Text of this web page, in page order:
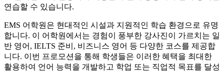
연습할 수 있습니다.
EMS 어학원은 현대적인 시설과 지원적인 학습 환경으로 유명
합니다. 이 어학원에서는 경험이 풍부한 강사진이 가르치는 일
반 영어, IELTS 준비, 비즈니스 영어 등 다양한 코스를 제공합
니다. 이번 프로모션을 통해 학생들은 이러한 혜택을 최대한
활용하여 언어 능력을 개발하고 학업 또는 직업적 목표를 달성